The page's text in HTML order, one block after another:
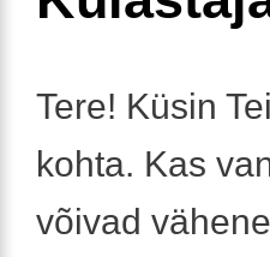
Tere! Küsin
kohta. Kas
võivad